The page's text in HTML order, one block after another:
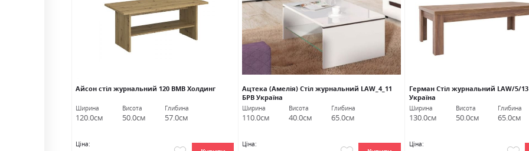
Айсон стіл журнальний 120 ВМВ Холдинг
Ширина
120.0см
Висота
50.0см
Глибина
57.0см
Ціна:
Ацтека (Амелія) Стіл журнальний LAW_4_11
БРВ Україна
Ширина
110.0см
Висота
40.0см
Глибина
65.0см
Ціна:
Герман Стіл журнальний LAW/5/
Україна
Ширина
130.0см
Висота
50.0см
Глибина
65.0см
Ціна: